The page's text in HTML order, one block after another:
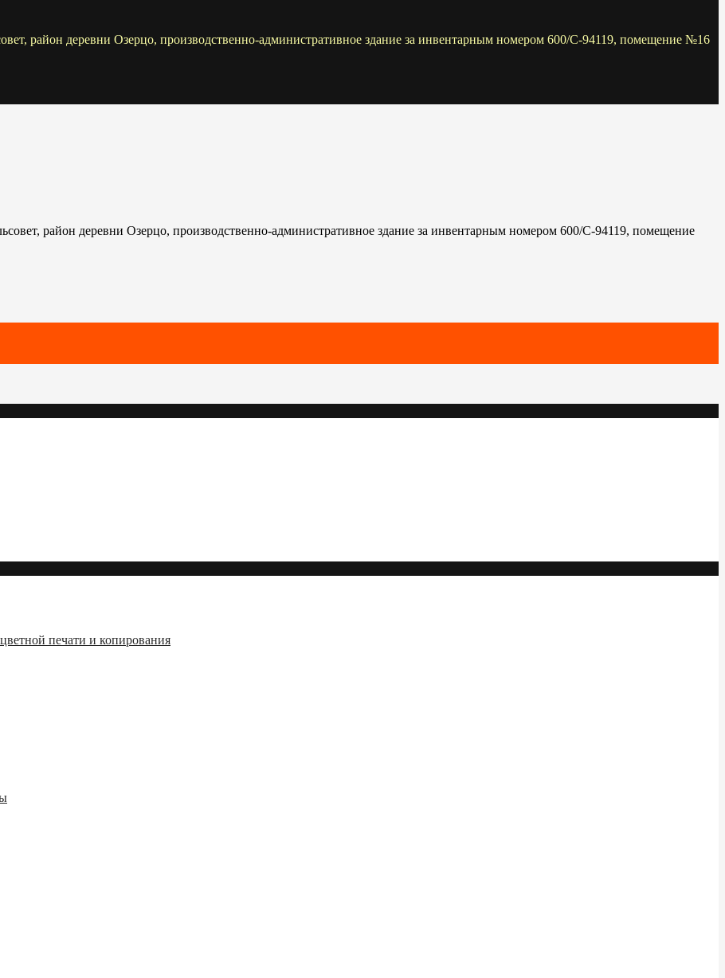
район деревни Озерцо, производственно-административное здание за инвентарным номером 600/С-94119, помещение №16
район деревни Озерцо, производственно-административное здание за инвентарным номером 600/С-94119, помещение
печати и копирования